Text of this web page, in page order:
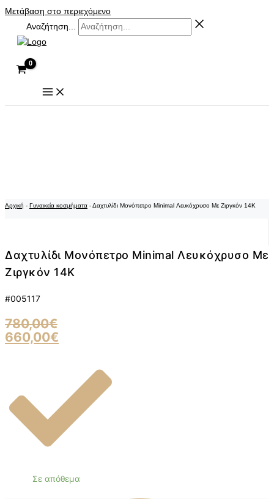
Μετάβαση στο περιεχόμενο
Αναζήτηση...
Αρχική - Γυναικεία κοσμήματα -Δαχτυλίδι Μονόπετρο Minimal Λευκόχρυσο Με Ζιργκόν 14K
Δαχτυλίδι Μονόπετρο Minimal Λευκόχρυσο Με
Ζιργκόν 14K
#005117
780,00€
660,00€
Σε απόθεμα